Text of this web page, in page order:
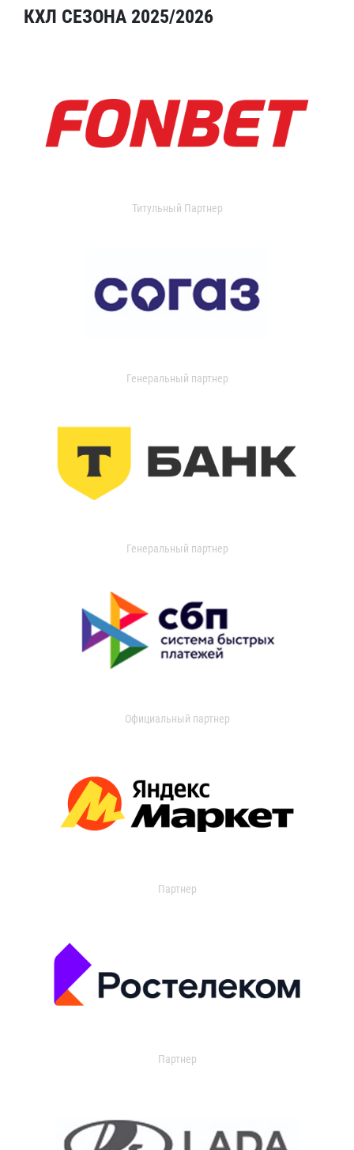
КХЛ СЕЗОНА 2025/2026
Титульный Партнер
Генеральный партнер
Генеральный партнер
Официальный партнер
Партнер
Партнер